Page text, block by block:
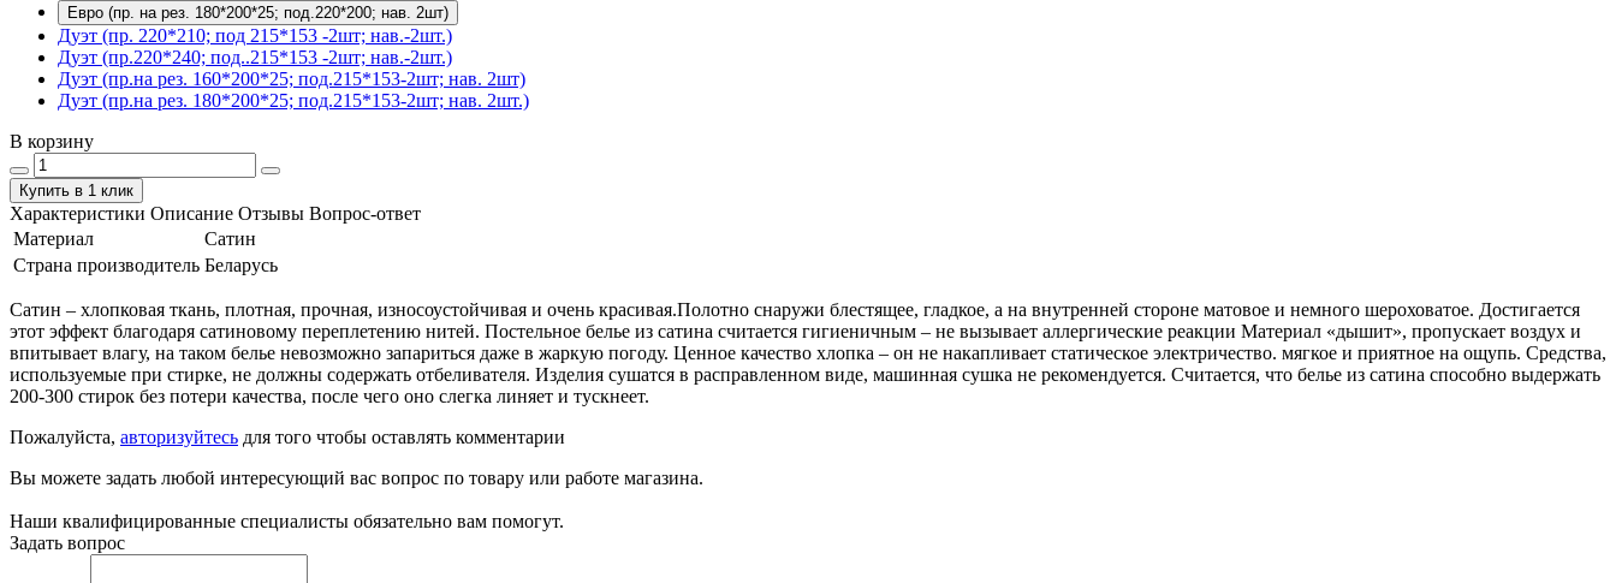
Евро (пр. на рез. 180*200*25; под.220*200; нав. 2шт)
Дуэт (пр. 220*210; под 215*153 -2шт; нав.-2шт.)
Дуэт (пр.220*240; под..215*153 -2шт; нав.-2шт.)
Дуэт (пр.на рез. 160*200*25; под.215*153-2шт; нав. 2шт)
Дуэт (пр.на рез. 180*200*25; под.215*153-2шт; нав. 2шт.)
В корзину
Купить в 1 клик
Характеристики Описание Отзывы Вопрос-ответ
Материал
Сатин
Страна производитель Беларусь
Сатин – хлопковая ткань, плотная, прочная, износоустойчивая и очень красивая.Полотно снаружи блестящее, гладкое, а на внутренней стороне матовое и немного шероховатое. Достигается
этот эффект благодаря сатиновому переплетению нитей. Постельное белье из сатина считается гигиеничным – не вызывает аллергические реакции Материал «дышит», пропускает воздух и
впитывает влагу, на таком белье невозможно запариться даже в жаркую погоду. Ценное качество хлопка – он не накапливает статическое электричество. мягкое и приятное на ощупь. Средства,
используемые при стирке, не должны содержать отбеливателя. Изделия сушатся в расправленном виде, машинная сушка не рекомендуется. Считается, что белье из сатина способно выдержать
200-300 стирок без потери качества, после чего оно слегка линяет и тускнеет.
Пожалуйста, авторизуйтесь для того чтобы оставлять комментарии
Вы можете задать любой интересующий вас вопрос по товару или работе магазина.
Наши квалифицированные специалисты обязательно вам помогут.
Задать вопрос